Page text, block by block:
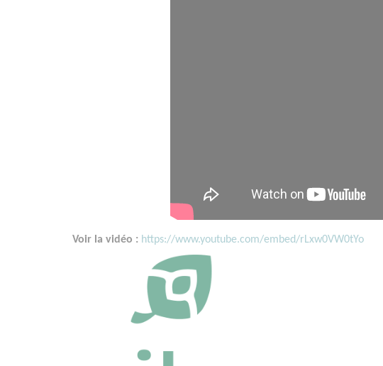
Voir la vidéo : https://www.youtube.com/embed/rLxw0VW0tYo